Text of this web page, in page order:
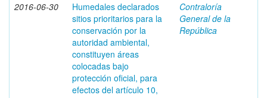
2016-06-30
Humedales declarados
sitios prioritarios para la
conservación por la
autoridad ambiental,
constituyen áreas
colocadas bajo
protección oficial, para
efectos del artículo 10,
Contraloría
General de la
República